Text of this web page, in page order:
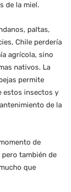
de la miel.
paltas,
Chile perdería
agrícola, sino
nativos. La
permite
estos insectos y
de la
de
también de
que